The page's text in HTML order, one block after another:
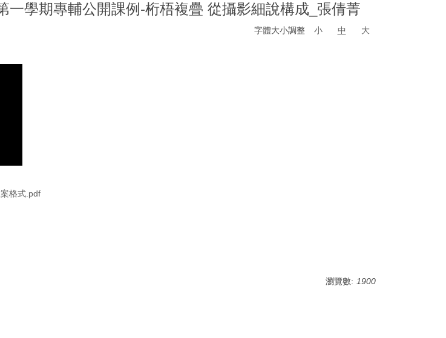
一學期專輔公開課例-桁梧複疊 從攝影細說構成_張倩菁
字體大小調整 小 中 大
格式.pdf
瀏覽數: 1900